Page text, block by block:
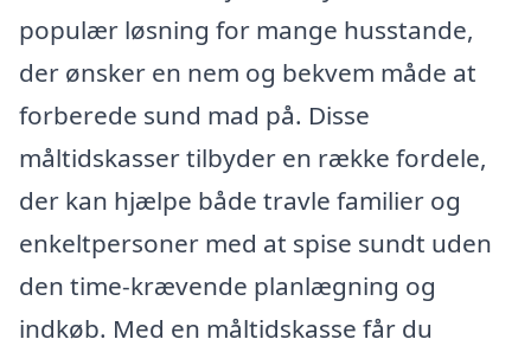
populær løsning for mange husstande,
der ønsker en nem og bekvem måde at
forberede sund mad på. Disse
måltidskasser tilbyder en række fordele,
der kan hjælpe både travle familier og
enkeltpersoner med at spise sundt uden
den time-krævende planlægning og
indkøb. Med en måltidskasse får du